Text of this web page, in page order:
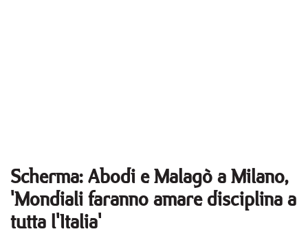
Scherma: Abodi e Malagò a Milano,
'Mondiali faranno amare disciplina a
tutta l'Italia'